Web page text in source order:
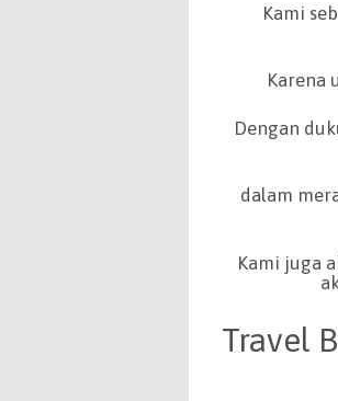
Kami
Karena
Dengan
dalam
Kami juga
Travel